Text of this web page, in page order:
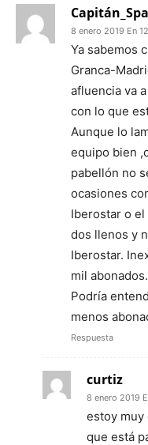
8 enero 2019 En
Ya sabemos
Granca-
afluencia va
con lo que
Aunque lo
equipo bien
pabellón no
ocasiones
Iberostar o
dos llenos y
Iberostar.
mil
Podría
menos
Respuesta
curtiz
8 enero 2019
estoy muy
que está